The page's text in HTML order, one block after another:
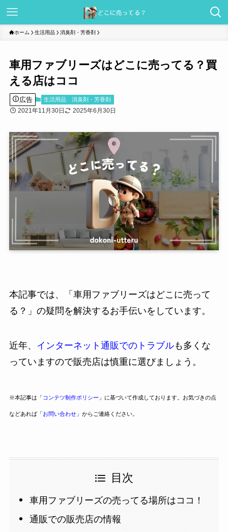
ホーム 生活用品 消臭剤・芳香剤
車用ファブリーズはどこに売ってる？買
える店はココ
広告 生活用品 消臭剤・芳香剤
2021年11月30日 2025年6月30日
本記事では、「車用ファブリーズはどこに売って
る？」の疑問を解決するお手伝いをしています。
近年、 インターネット通販でのトラブルも多くな
っていますので販売店は慎重に選びましょう。
※本記事は「 コンテツ制作ポリシー 」に基づいて作成しております。お気づきの点
などあれば「お問い合わせ」からご連絡ください。
目次
車用ファブリーズの売ってる場所はココ！
通販での販売店の情報